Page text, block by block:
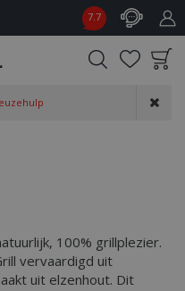
7.7
aan wensenlijst
100% grillplezier.
vervaardigd uit
uit elzenhout. Dit